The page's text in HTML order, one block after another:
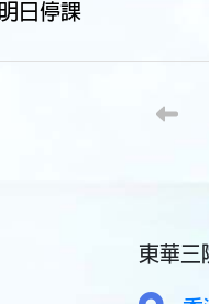
日停課
東華三